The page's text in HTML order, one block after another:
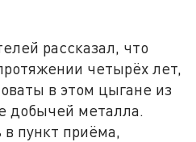
рассказал, что
четырёх лет,
в этом цыгане из
металла.
пункт приёма,